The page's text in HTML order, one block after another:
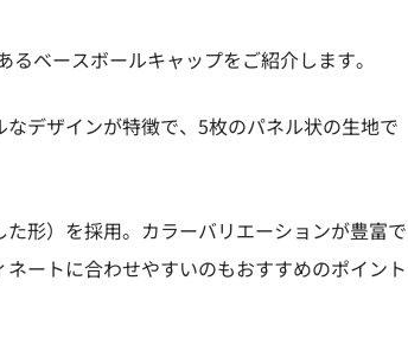
ベースボールキャップをご紹介します。
デザインが特徴で、5枚のパネル状の生地で
形）を採用。カラーバリエーションが豊富で
ートに合わせやすいのもおすすめのポイント